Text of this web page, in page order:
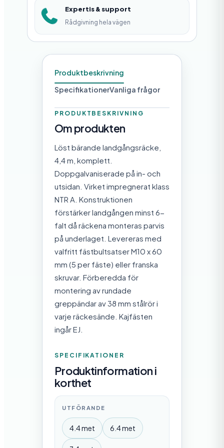
ä
c
k
e
m
n
g
d
Expertis & support
Rådgivning hela vägen
Produktbeskrivning
SpecifikationerVanliga frågor
PRODUKTBESKRIVNING
Om produkten
Löst bärande landgångsräcke,
4,4 m, komplett.
Doppgalvaniserade på in- och
utsidan. Virket impregnerat klass
NTR A. Konstruktionen
förstärker landgången minst 6-
falt då räckena monteras parvis
på underlaget. Levereras med
valfritt fästbultsatser M10 x 60
mm (5 per fäste) eller franska
skruvar. Förberedda för
montering av rundade
greppändar av 38 mm stålrör i
varje räckesände. Kajfästen
ingår EJ.
SPECIFIKATIONER
Produktinformation i
korthet
UTFÖRANDE
4.4 met 6.4 met